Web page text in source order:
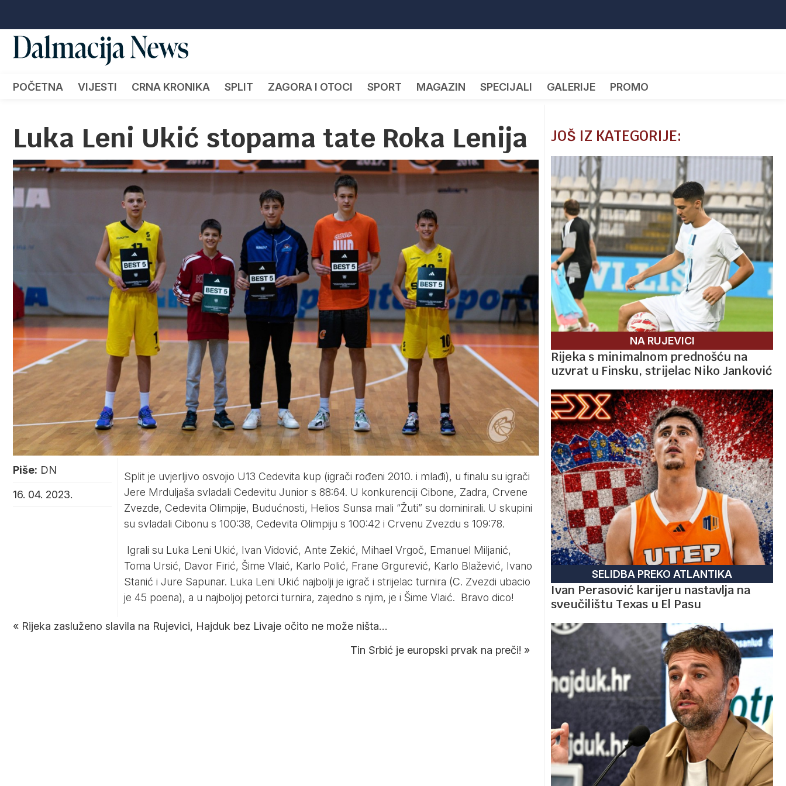
POČETNA VIJESTI CRNA KRONIKA SPLIT ZAGORA I OTOCI SPORT MAGAZIN SPECIJALI GALERIJE PROMO
Luka Leni Ukić stopama tate Roka Lenija
Piše: DN
16. 04. 2023.
Split je uvjerljivo osvojio U13 Cedevita kup (igrači rođeni 2010. i mlađi), u finalu su igrači
Jere Mrduljaša svladali Cedevitu Junior s 88:64. U konkurenciji Cibone, Zadra, Crvene
Zvezde, Cedevita Olimpije, Budućnosti, Helios Sunsa mali “Žuti” su dominirali. U skupini
su svladali Cibonu s 100:38, Cedevita Olimpiju s 100:42 i Crvenu Zvezdu s 109:78.
Igrali su Luka Leni Ukić, Ivan Vidović, Ante Zekić, Mihael Vrgoč, Emanuel Miljanić,
Toma Ursić, Davor Firić, Šime Vlaić, Karlo Polić, Frane Grgurević, Karlo Blažević, Ivano
Stanić i Jure Sapunar. Luka Leni Ukić najbolji je igrač i strijelac turnira (C. Zvezdi ubacio
je 45 poena), a u najboljoj petorci turnira, zajedno s njim, je i Šime Vlaić. Bravo dico!
« Rijeka zasluženo slavila na Rujevici, Hajduk bez Livaje očito ne može ništa…
Tin Srbić je europski prvak na preči! »
JOŠ IZ KATEGORIJE:
NA RUJEVICI
Rijeka s minimalnom prednošću na
uzvrat u Finsku, strijelac Niko Janković
SELIDBA PREKO ATLANTIKA
Ivan Perasović karijeru nastavlja na
sveučilištu Texas u El Pasu